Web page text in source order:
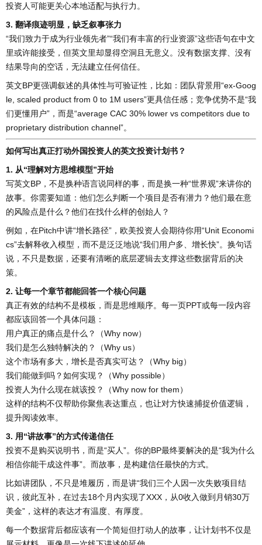
投资人可能更关心本地适配与执行力。
3. 翻译痕迹明显，缺乏叙事张力
“我们致力于成为行业领先者”“我们有丰富的行业资源”这些语句在中文
里或许能接受，但英文里却显得空洞且无意义。没有数据支撑、没有
结果导向的空话，无法建立任何信任。
英文BP更强调叙述的具体性与可验证性，比如：团队背景用“ex-Goog
le, scaled product from 0 to 1M users”更具信任感；竞争优势不是“我
们更懂用户”，而是“average CAC 30% lower vs competitors due to
proprietary distribution channel”。
如何写出真正打动外国投资人的英文投资计划书？
1. 从“理解对方思维模型”开始
写英文BP，不是换种语言说同样的事，而是换一种“世界观”来讲你的
故事。你需要知道：他们怎么判断一个项目是否有潜力？他们最在意
的风险点是什么？他们在找什么样的创始人？
例如，在Pitch中讲“增长路径”，欧美投资人会期待你用“Unit Economi
cs”去解释收入模型，而不是泛泛地说“我们用户多、增长快”。换句话
说，不只是数据，还要有清晰的底层逻辑去支撑这些数据背后的决
策。
2. 让每一个章节都能回答一个核心问题
真正有效的结构不是模板，而是思维顺序。每一页PPT或每一段内容
都应该回答一个具体问题：
用户真正的痛点是什么？（Why now）
我们是怎么独特解决的？（Why us）
这个市场有多大，增长是否真实可达？（Why big）
我们能做到吗？如何实现？（Why possible）
投资人为什么现在就该投？（Why now for them）
这样的结构不仅帮助你聚焦表达重点，也让对方快速捕捉价值逻辑，
提升阅读效率。
3. 用“讲故事”的方式传递信任
投资不是购买说明书，而是“买人”。你的BP最终要解决的是“我为什么
相信你能干成这件事”。而故事，是构建信任最快的方式。
比如讲团队，不只是堆履历，而是讲“我们三个人因一次失败项目结
识，彼此互补，在过去18个月内实现了XXX，从0收入做到月销30万
美金”，这样的表达才有温度、有厚度。
每一个数据背后都应该有一个简短但打动人的故事，让计划书不仅是